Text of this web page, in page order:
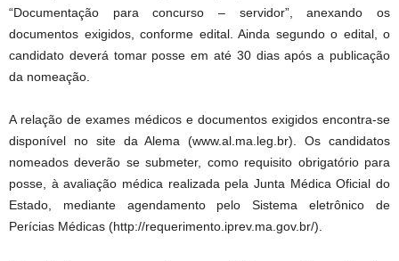
“Documentação para concurso – servidor”, anexando os
documentos exigidos, conforme edital. Ainda segundo o edital, o
candidato deverá tomar posse em até 30 dias após a publicação
da nomeação.
A relação de exames médicos e documentos exigidos encontra-se
disponível no site da Alema (www.al.ma.leg.br). Os candidatos
nomeados deverão se submeter, como requisito obrigatório para
posse, à avaliação médica realizada pela Junta Médica Oficial do
Estado, mediante agendamento pelo Sistema eletrônico de
Perícias Médicas (http://requerimento.iprev.ma.gov.br/).